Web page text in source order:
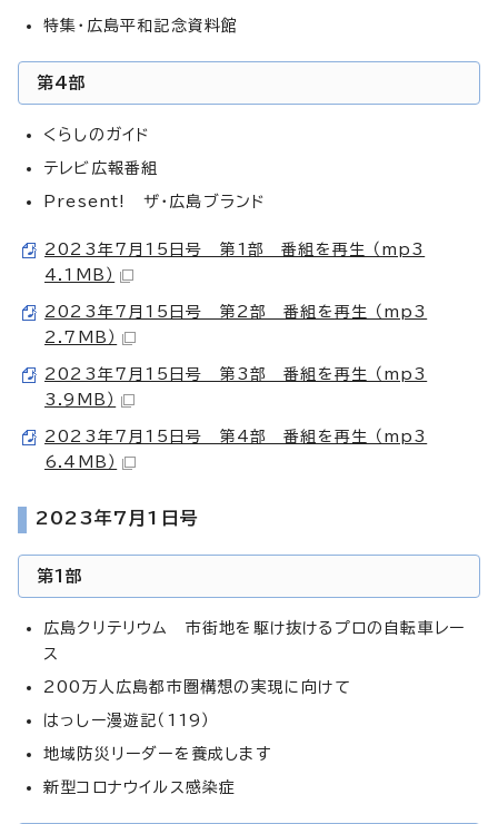
特集・広島平和記念資料館
第4部
くらしのガイド
テレビ広報番組
Present! ザ・広島ブランド
2023年7月15日号 第1部 番組を再生 （mp3
4.1MB）
2023年7月15日号 第2部 番組を再生 （mp3
2.7MB）
2023年7月15日号 第3部 番組を再生 （mp3
3.9MB）
2023年7月15日号 第4部 番組を再生 （mp3
6.4MB）
2023年7月1日号
第1部
広島クリテリウム 市街地を駆け抜けるプロの自転車レー
ス
200万人広島都市圏構想の実現に向けて
はっしー漫遊記（119）
地域防災リーダーを養成します
新型コロナウイルス感染症